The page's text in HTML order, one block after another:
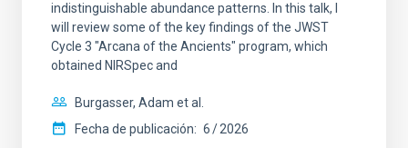
indistinguishable abundance patterns. In this talk, I
will review some of the key findings of the JWST
Cycle 3 "Arcana of the Ancients" program, which
obtained NIRSpec and
Burgasser, Adam et al.
Fecha de publicación: 6 2026